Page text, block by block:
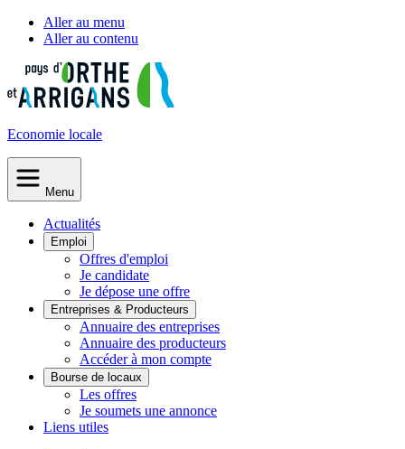
Aller au menu
Aller au contenu
Economie locale
Menu
Actualités
Emploi
Offres d'emploi
Je candidate
Je dépose une offre
Entreprises & Producteurs
Annuaire des entreprises
Annuaire des producteurs
Accéder à mon compte
Bourse de locaux
Les offres
Je soumets une annonce
Liens utiles